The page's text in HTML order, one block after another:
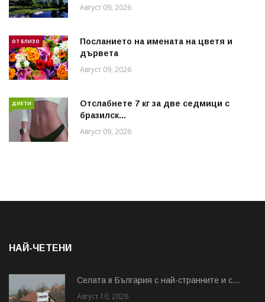
Август 09, 2026
ОТ БЛИЗО
Посланието на имената на цветя и
дървета
Август 09, 2026
ДИЕТИ
Отслабнете 7 кг за две седмици с
бразилск...
Август 09, 2026
НАЙ-ЧЕТЕНИ
Cелата в България с най-странните и с...
Август 10, 2026